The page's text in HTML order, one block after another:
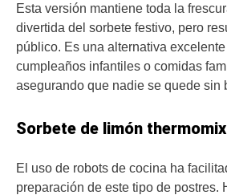
Esta versión mantiene toda la
divertida del sorbete festivo, pero
público. Es una alternativa
cumpleaños infantiles o comidas
asegurando que nadie se quede sin
Sorbete de limón thermomix
El uso de robots de cocina ha
preparación de este tipo de postres.